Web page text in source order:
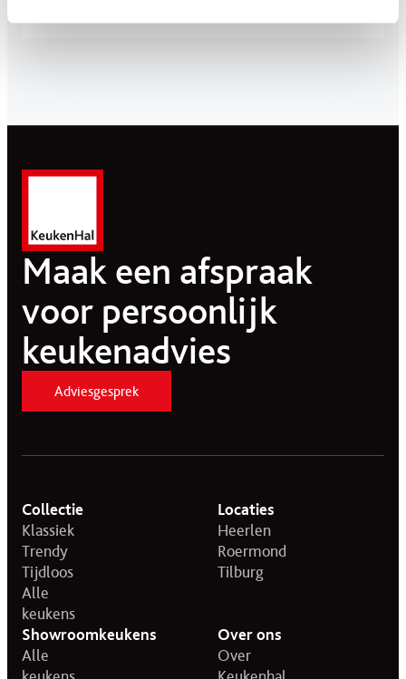
Maak een afspraak
voor persoonlijk
keukenadvies
Adviesgesprek
Collectie
Klassiek
Trendy
Tijdloos
Alle
keukens
Locaties
Heerlen
Roermond
Tilburg
Showroomkeukens
Alle
Over ons
Over